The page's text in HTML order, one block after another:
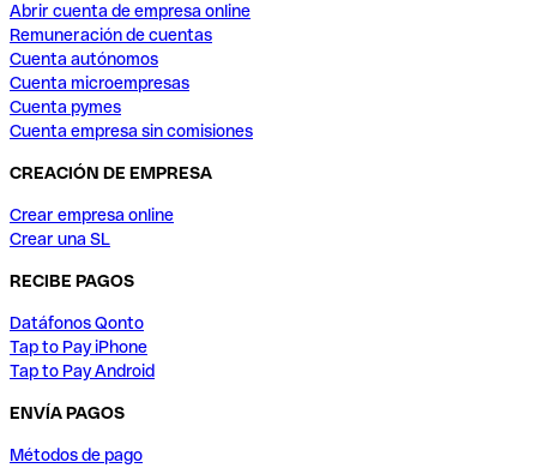
Abrir cuenta de empresa online
Remuneración de cuentas
Cuenta autónomos
Cuenta microempresas
Cuenta pymes
Cuenta empresa sin comisiones
CREACIÓN DE EMPRESA
Crear empresa online
Crear una SL
RECIBE PAGOS
Datáfonos Qonto
Tap to Pay iPhone
Tap to Pay Android
ENVÍA PAGOS
Métodos de pago